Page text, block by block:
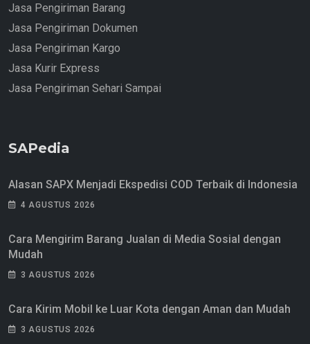
Jasa Pengiriman Barang
Jasa Pengiriman Dokumen
Jasa Pengiriman Kargo
Jasa Kurir Express
Jasa Pengiriman Sehari Sampai
SAPedia
Alasan SAPX Menjadi Ekspedisi COD Terbaik di Indonesia
4 AGUSTUS 2026
Cara Mengirim Barang Jualan di Media Sosial dengan
Mudah
3 AGUSTUS 2026
Cara Kirim Mobil ke Luar Kota dengan Aman dan Mudah
3 AGUSTUS 2026